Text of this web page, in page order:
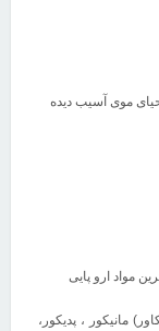
موی آسیب دیده
مواد ارو پایی
مانیکور ، پدیکور،